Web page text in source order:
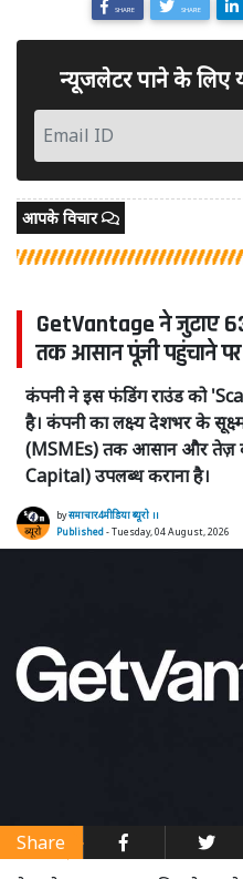
SHARE SHARE
न्यूजलेटर पाने के लिए
आपके विचार
GetVantage ने जुटाए 63
तक आसान पूंजी पहुंचाने
कंपनी ने इस फंडिंग राउंड को
है। कंपनी का लक्ष्य देशभर के
(MSMEs) तक आसान और तेज़
Capital) उपलब्ध कराना है।
byसमाचार4मीडिया ब्यूरो ।।
Published- Tuesday, 04 August, 2026
Share